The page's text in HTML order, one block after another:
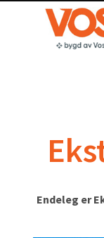
Endeleg er